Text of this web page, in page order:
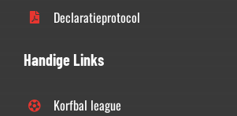
Declaratieprotocol
Handige Links
Korfbal league